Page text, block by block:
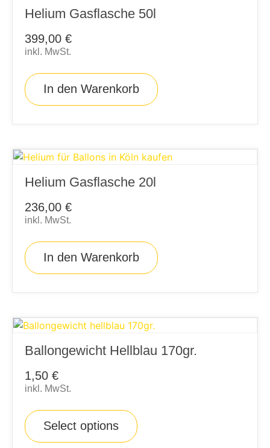
Helium Gasflasche 50l
399,00 €
inkl. MwSt.
In den Warenkorb
Helium Gasflasche 20l
236,00 €
inkl. MwSt.
In den Warenkorb
Ballongewicht Hellblau 170gr.
1,50 €
inkl. MwSt.
Select options